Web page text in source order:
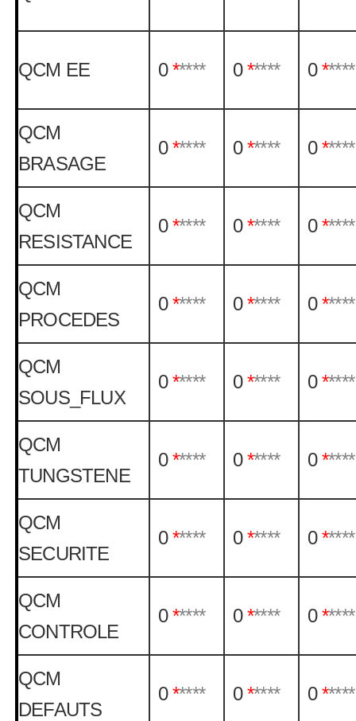
QCM EE 0***** 0***** 0*****
QCM
BRASAGE
0***** 0***** 0*****
QCM
RESISTANCE
0***** 0***** 0*****
QCM
PROCEDES
0***** 0***** 0*****
QCM
SOUS_FLUX
0***** 0***** 0*****
QCM
TUNGSTENE
0***** 0***** 0*****
QCM
SECURITE
0***** 0***** 0*****
QCM
CONTROLE
0***** 0***** 0*****
QCM
DEFAUTS
0***** 0***** 0*****